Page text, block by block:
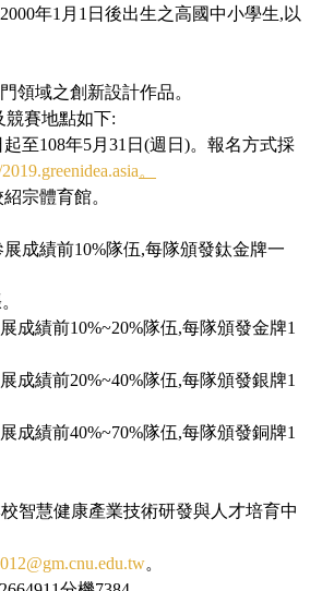
年1月1日後出生之高國中小學生,以
領域之創新設計作品。
競賽地點如下:
至108年5月31日(週日)。報名方式採
。
宗體育館。
成績前10%隊伍,每隊頒發鈦金牌一
成績前10%~20%隊伍,每隊頒發金牌1
成績前20%~40%隊伍,每隊頒發銀牌1
成績前40%~70%隊伍,每隊頒發銅牌1
智慧健康產業技術研發與人才培育中
。